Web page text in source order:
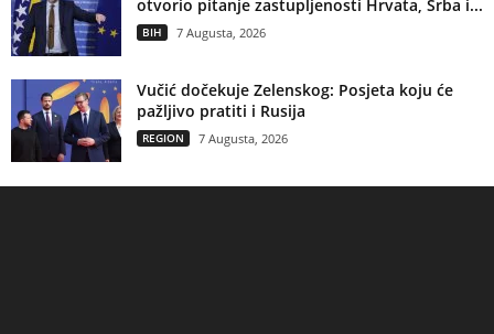
otvorio pitanje zastupljenosti Hrvata, Srba i...
BIH 7 Augusta, 2026
Vučić dočekuje Zelenskog: Posjeta koju će
pažljivo pratiti i Rusija
REGION 7 Augusta, 2026